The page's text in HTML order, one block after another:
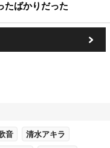
たばかりだった
音 清水アキラ